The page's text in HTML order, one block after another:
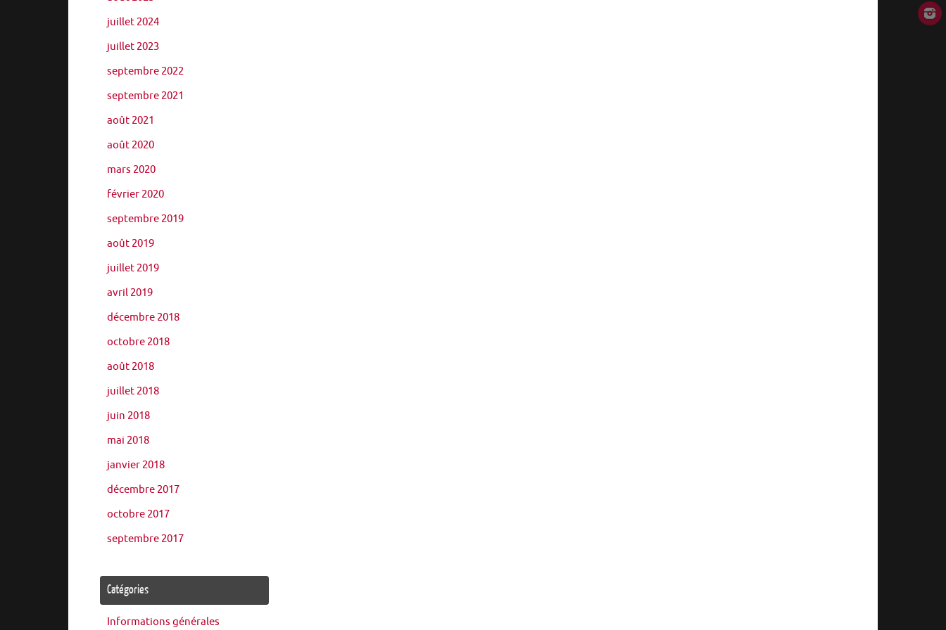
juillet 2024
juillet 2023
septembre 2022
septembre 2021
août 2021
août 2020
mars 2020
février 2020
septembre 2019
août 2019
juillet 2019
avril 2019
décembre 2018
octobre 2018
août 2018
juillet 2018
juin 2018
mai 2018
janvier 2018
décembre 2017
octobre 2017
septembre 2017
Catégories
Informations générales